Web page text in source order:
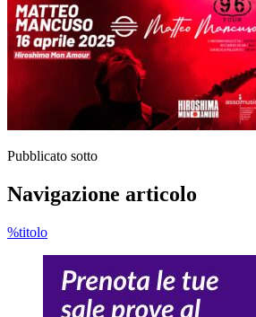
Pubblicato sotto
Navigazione articolo
%titolo